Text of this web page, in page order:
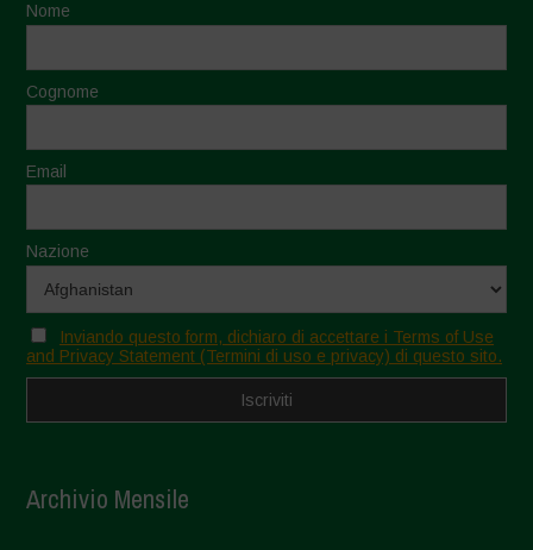
Nome
Cognome
Email
Nazione
Inviando questo form, dichiaro di accettare i Terms of Use
and Privacy Statement (Termini di uso e privacy) di questo sito.
Archivio Mensile